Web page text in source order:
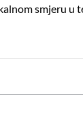
smjeru u